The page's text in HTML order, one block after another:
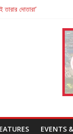
তারার দোতারা’
Film That
EVENTS